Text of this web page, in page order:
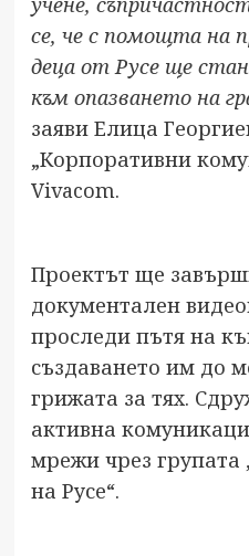
се, че с помощта на
деца от Русе ще
към опазването на
заяви Елица
„Корпоративни
Vivacom.
Проектът ще
документален
проследи пътя на
създаването им до
грижата за тях.
активна
мрежи чрез групата
на Русе“.